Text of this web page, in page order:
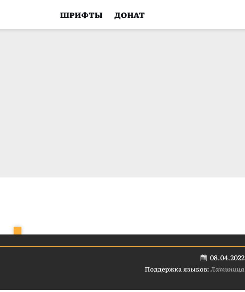
ШРИФТЫ ДОНАТ
08.04.2022
Поддержка языков:Латиница